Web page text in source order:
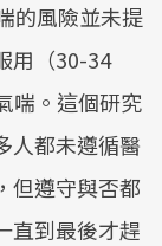
的風險並未提
用（30-34
喘。這個研究
人都未遵循醫
但遵守與否都
直到最後才趕